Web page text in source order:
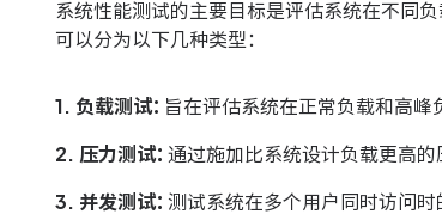
系统性能测试的主要目标是评估系统在不同负
可以分为以下几种类型：
1. 负载测试： 旨在评估系统在正常负载和高峰
2. 压力测试： 通过施加比系统设计负载更高的
3. 并发测试： 测试系统在多个用户同时访问时